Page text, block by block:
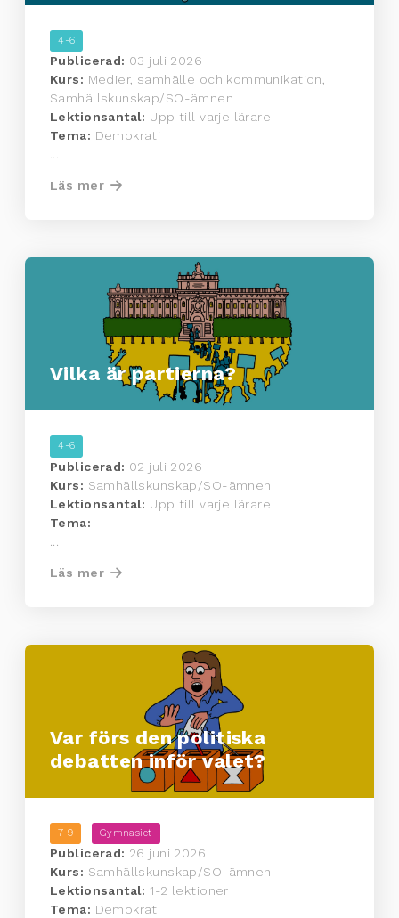
4-6
Publicerad: 03 juli 2026
Kurs: Medier, samhälle och kommunikation,
Samhällskunskap/SO-ämnen
Lektionsantal: Upp till varje lärare
Tema: Demokrati
...
Läs mer
Vilka är partierna?
4-6
Publicerad: 02 juli 2026
Kurs: Samhällskunskap/SO-ämnen
Lektionsantal: Upp till varje lärare
Tema:
Läs mer
Var förs den politiska
debatten inför valet?
7-9 Gymnasiet
Publicerad: 26 juni 2026
Kurs: Samhällskunskap/SO-ämnen
Lektionsantal: 1-2 lektioner
Tema: Demokrati